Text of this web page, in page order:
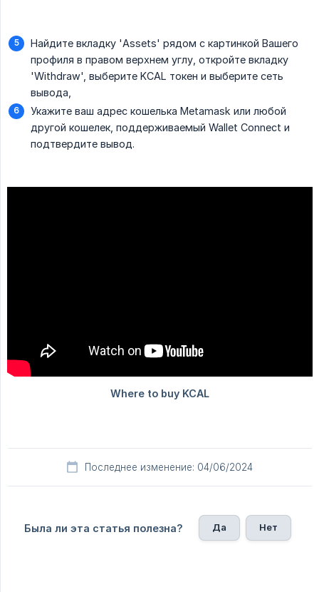
Найдите вкладку 'Assets' рядом с картинкой Вашего
профиля в правом верхнем углу, откройте вкладку
'Withdraw', выберите KCAL токен и выберите сеть
вывода,
Укажите ваш адрес кошелька Metamask или любой
другой кошелек, поддерживаемый Wallet Connect и
подтвердите вывод.
Последнее изменение: 04/06/2024
Была ли эта статья полезна? Да Нет